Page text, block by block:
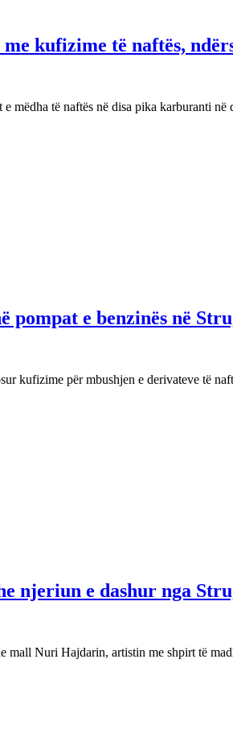
kufizime të naftës,
mëdha të naftës në disa pika karburanti
e benzinës në
kufizime për mbushjen e derivateve të
njeriun e dashur nga
mall Nuri Hajdarin, artistin me shpirt të